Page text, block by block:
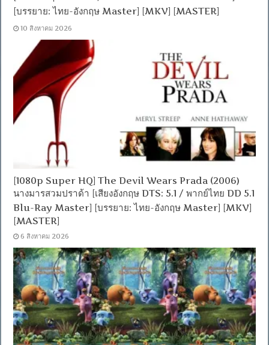
[บรรยาย: ไทย-อังกฤษ Master] [MKV] [MASTER]
10 สิงหาคม 2026
[1080p Super HQ] The Devil Wears Prada (2006)
นางมารสวมปราด้า [เสียงอังกฤษ DTS: 5.1 / พากย์ไทย DD 5.1
Blu-Ray Master] [บรรยาย: ไทย-อังกฤษ Master] [MKV]
[MASTER]
6 สิงหาคม 2026